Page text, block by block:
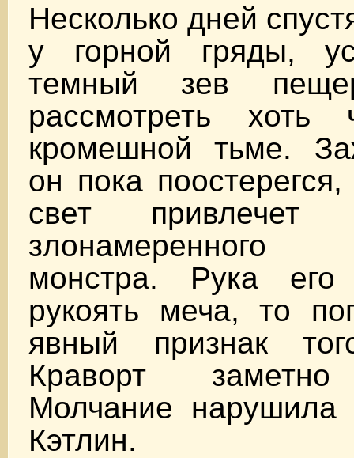
Несколько дней
у горной гряды,
темный зев
рассмотреть хоть
кромешной тьме.
он пока
свет привлечет
монстра. Рука
рукоять меча, то
явный признак
Краворт
Молчание нарушила
Кэтлин.